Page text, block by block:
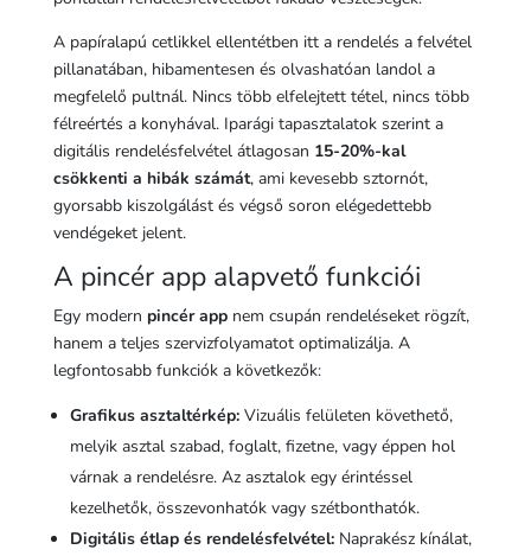
A papíralapú cetlikkel ellentétben itt a rendelés a felvétel
pillanatában, hibamentesen és olvashatóan landol a
megfelelő pultnál. Nincs több elfelejtett tétel, nincs több
félreértés a konyhával. Iparági tapasztalatok szerint a
digitális rendelésfelvétel átlagosan 15-20%-kal
csökkenti a hibák számát, ami kevesebb sztornót,
gyorsabb kiszolgálást és végső soron elégedettebb
vendégeket jelent.
A pincér app alapvető funkciói
Egy modern pincér appnem csupán rendeléseket rögzít,
hanem a teljes szervizfolyamatot optimalizálja. A
legfontosabb funkciók a következők:
Grafikus asztaltérkép:Vizuális felületen követhető,
melyik asztal szabad, foglalt, fizetne, vagy éppen hol
várnak a rendelésre. Az asztalok egy érintéssel
kezelhetők, összevonhatók vagy szétbonthatók.
Digitális étlap és rendelésfelvétel:Naprakész kínálat,